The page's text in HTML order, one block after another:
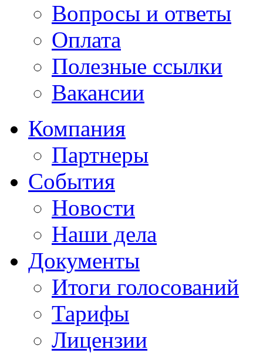
Вопросы и ответы
Оплата
Полезные ссылки
Вакансии
Компания
Партнеры
События
Новости
Наши дела
Документы
Итоги голосований
Тарифы
Лицензии